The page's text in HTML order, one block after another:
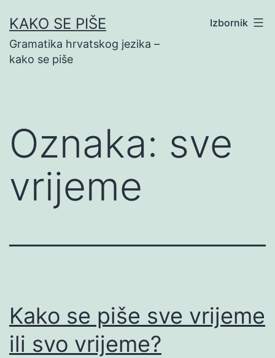
na
sadržaj
KAKO SE PIŠE
Gramatika hrvatskog jezika –
kako se piše
Izbornik
Oznaka: sve
vrijeme
Kako se piše sve vrijeme
ili svo vrijeme?